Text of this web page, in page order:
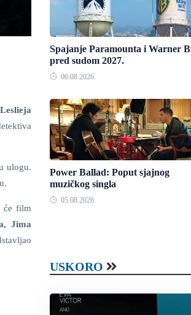
Leslieja
ulogu.
će film
Jima
Spajanje Paramounta i Warner
pred sudom 2027.
06.08.2026.
Power Ballad: Poput sjajnog
muzičkog singla
05.08.2026.
USKORO